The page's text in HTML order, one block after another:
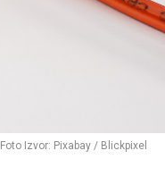
Foto Izvor: Pixabay / Blickpixel